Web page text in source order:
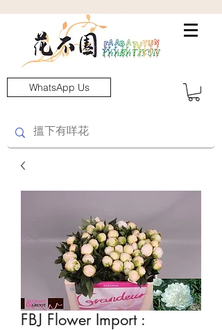
WhatsApp Us
FBJ Flower Import :